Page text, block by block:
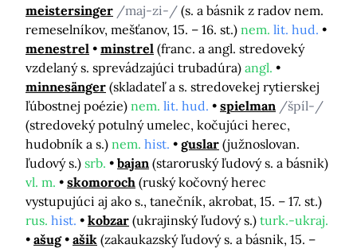
meistersinger /maj-zi-/ (s. a básnik z radov nem.
remeselníkov, mešťanov, 15. – 16. st.) nem. lit. hud.
menestrel
minstrel (franc. a angl. stredoveký
vzdelaný s. sprevádzajúci trubadúra) angl.
minnesänger (skladateľ a s. stredovekej rytierskej
ľúbostnej poézie) nem. lit. hud. spielman /špíl-/
(stredoveký potulný umelec, kočujúci herec,
hudobník a s.) nem. hist. guslar (južnoslovan.
ľudový s.) srb. bajan (staroruský ľudový s. a básnik)
vl. m.
skomoroch (ruský kočovný herec
vystupujúci aj ako s., tanečník, akrobat, 15. – 17. st.)
rus. hist. kobzar (ukrajinský ľudový s.) turk.-ukraj.
ašug
ašik (zakaukazský ľudový s. a básnik, 15. –